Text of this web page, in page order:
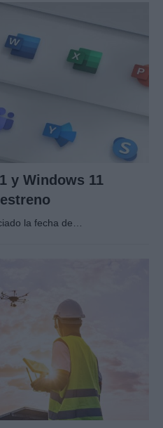
y Windows 11
la fecha de…